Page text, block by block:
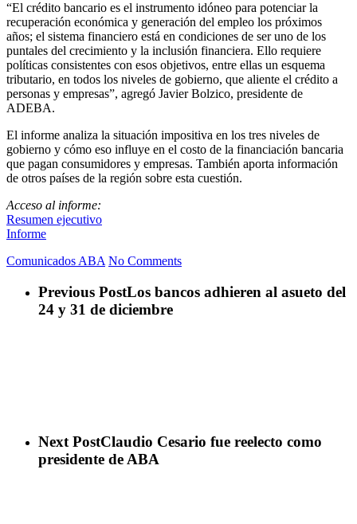
“El crédito bancario es el instrumento idóneo para potenciar la
recuperación económica y generación del empleo los próximos
años; el sistema financiero está en condiciones de ser uno de los
puntales del crecimiento y la inclusión financiera. Ello requiere
políticas consistentes con esos objetivos, entre ellas un esquema
tributario, en todos los niveles de gobierno, que aliente el crédito a
personas y empresas”, agregó Javier Bolzico, presidente de
ADEBA.
El informe analiza la situación impositiva en los tres niveles de
gobierno y cómo eso influye en el costo de la financiación bancaria
que pagan consumidores y empresas. También aporta información
de otros países de la región sobre esta cuestión.
Acceso al informe:
Resumen ejecutivo
Informe
Comunicados ABA No Comments
Previous PostLos bancos adhieren al asueto del
24 y 31 de diciembre
Next PostClaudio Cesario fue reelecto como
presidente de ABA